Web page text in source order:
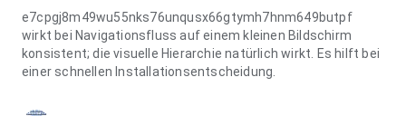
e7cpgj8m49wu55nks76unqusx66gtymh7hnm649butpf
wirkt bei Navigationsfluss auf einem kleinen Bildschirm
konsistent; die visuelle Hierarchie natürlich wirkt. Es hilft bei
einer schnellen Installationsentscheidung.